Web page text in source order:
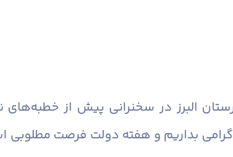
البرز در سخنرانی پیش از خطبه‌های
بداریم و هفته دولت فرصت مطلوبی